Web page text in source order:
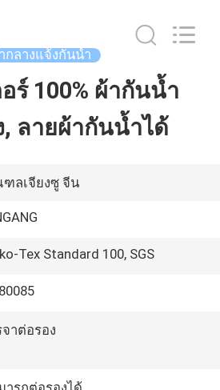
กลางแจ้งกันน้ำ
ร์ 100% ผ้ากันน้ำ
, ลายผ้ากันน้ำได้
ลเจียงซู จีน
Tex Standard 100, SGS
จาต่อรอง